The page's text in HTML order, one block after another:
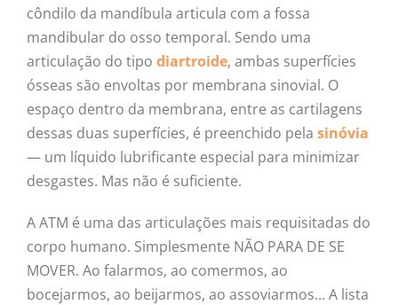
côndilo da mandíbula articula com a fossa
mandibular do osso temporal. Sendo uma
articulação do tipo diartroide, ambas superfícies
ósseas são envoltas por membrana sinovial. O
espaço dentro da membrana, entre as cartilagens
dessas duas superfícies, é preenchido pela sinóvia
— um líquido lubrificante especial para minimizar
desgastes. Mas não é suficiente.
A ATM é uma das articulações mais requisitadas do
corpo humano. Simplesmente NÃO PARA DE SE
MOVER. Ao falarmos, ao comermos, ao
bocejarmos, ao beijarmos, ao assoviarmos… A lista